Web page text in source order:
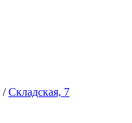
/Складская, 7